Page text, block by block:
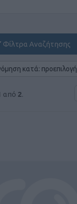
Φίλτρα Αναζήτησης
κατά: προεπιλογή
από 2.